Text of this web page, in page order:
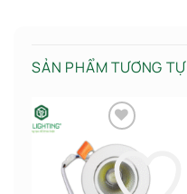
SẢN PHẨM TƯƠNG TỰ